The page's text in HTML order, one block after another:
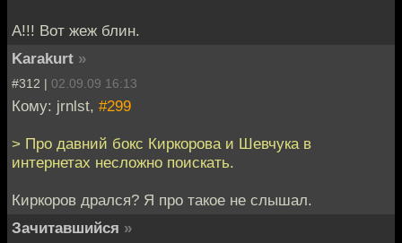
А!!! Вот жеж блин.
Karakurt »
#312 | 02.09.09 16:13
Кому: jrnlst, #299
> Про давний бокс Киркорова и Шевчука в
интернетах несложно поискать.
Киркоров дрался? Я про такое не слышал.
Зачитавшийся »